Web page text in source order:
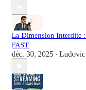
La Dimension Interdite
FAST
déc. 30, 2025 • Ludovic